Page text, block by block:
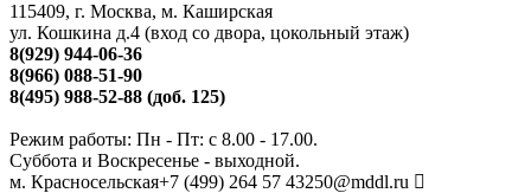
115409, г. Москва, м. Каширская
ул. Кошкина д.4 (вход со двора, цокольный этаж)
8(929) 944-06-36
8(966) 088-51-90
8(495) 988-52-88 (доб. 125)
Режим работы: Пн - Пт: с 8.00 - 17.00.
Суббота и Воскресенье - выходной.
м. Красносельская+7 (499) 264 57 43250@mddl.ru